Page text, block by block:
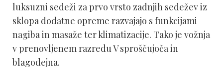
luksuzni sedeži za prvo vrsto zadnjih sedežev iz
sklopa dodatne opreme razvajajo s funkcijami
nagiba in masaže ter klimatizacije. Tako je vožnja
v prenovljenem razredu V sproščujoča in
blagodejna.